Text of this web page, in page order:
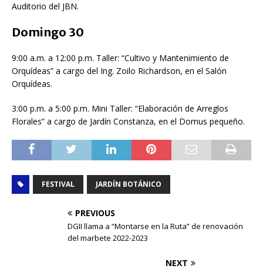
Auditorio del JBN.
Domingo 30
9:00 a.m. a 12:00 p.m. Taller: “Cultivo y Mantenimiento de
Orquídeas” a cargo del Ing. Zoilo Richardson, en el Salón
Orquídeas.
3:00 p.m. a 5:00 p.m. Mini Taller: “Elaboración de Arreglos
Florales” a cargo de Jardín Constanza, en el Domus pequeño.
FESTIVAL JARDÍN BOTÁNICO
PREVIOUS
DGII llama a “Montarse en la Ruta” de renovación
del marbete 2022-2023
NEXT